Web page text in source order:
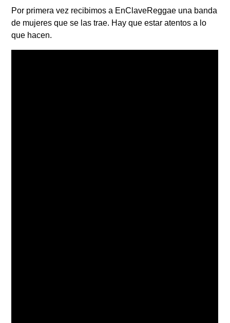
Por primera vez recibimos a EnClaveReggae una banda
de mujeres que se las trae. Hay que estar atentos a lo
que hacen.